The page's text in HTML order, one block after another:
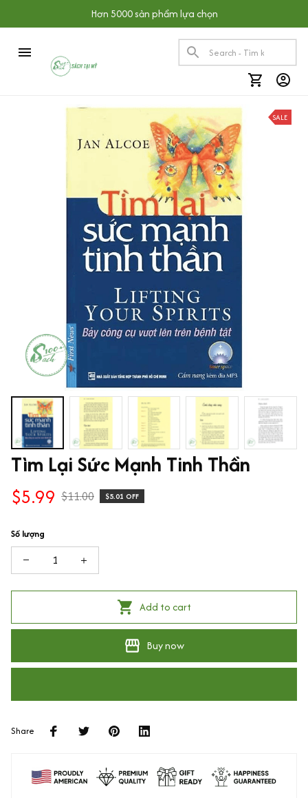
Hơn 5000 sản phẩm lựa chọn
SALE
Tìm Lại Sức Mạnh Tinh Thần
$5.99 $11.00 $5.01 OFF
Số lượng
Add to cart
Buy now
Share